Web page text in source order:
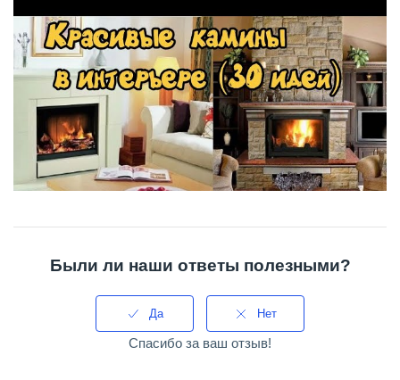
Были ли наши ответы полезными?
Да Нет
Спасибо за ваш отзыв!